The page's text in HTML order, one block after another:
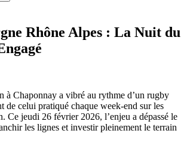
Rhône Alpes : La Nuit du
à Chaponnay a vibré au rythme d’un rugby
de celui pratiqué chaque week-end sur les
Ce jeudi 26 février 2026, l’enjeu a dépassé le
les lignes et investir pleinement le terrain